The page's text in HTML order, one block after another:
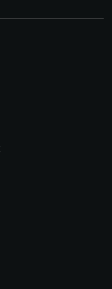
cookie
da
di